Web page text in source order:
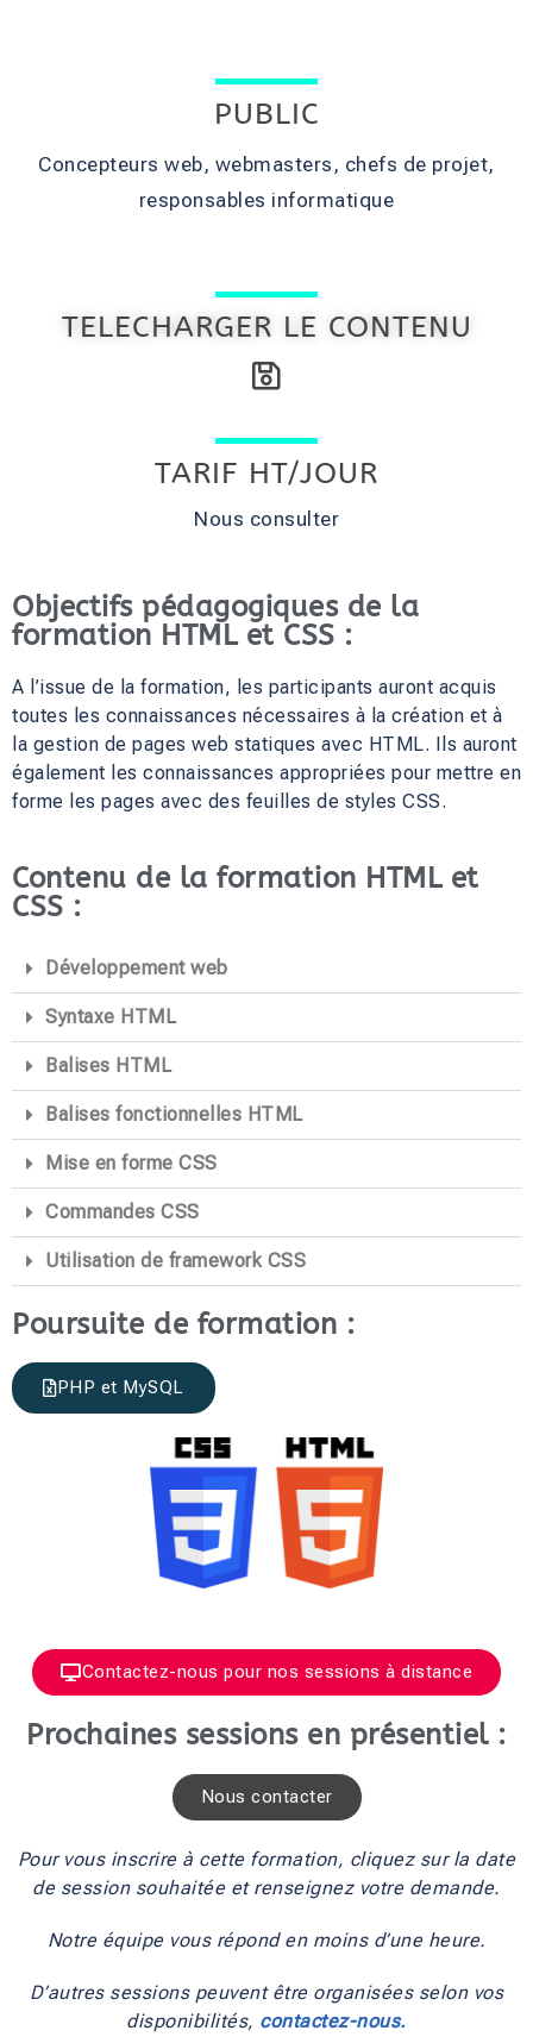
PUBLIC
Concepteurs web, webmasters, chefs de projet,
responsables informatique
TELECHARGER LE CONTENU
TARIF HT/JOUR
Nous consulter
Objectifs pédagogiques de la
formation HTML et CSS :
A l’issue de la formation, les participants auront acquis
toutes les connaissances nécessaires à la création et à
la gestion de pages web statiques avec HTML. Ils auront
également les connaissances appropriées pour mettre en
forme les pages avec des feuilles de styles CSS.
Contenu de la formation HTML et
CSS :
Développement web
Syntaxe HTML
Balises HTML
Balises fonctionnelles HTML
Mise en forme CSS
Commandes CSS
Utilisation de framework CSS
Poursuite de formation :
PHP et MySQL
Contactez-nous pour nos sessions à distance
Prochaines sessions en présentiel :
Nous contacter
Pour vous inscrire à cette formation, cliquez sur la date
de session souhaitée et renseignez votre demande.
Notre équipe vous répond en moins d’une heure.
D’autres sessions peuvent être organisées selon vos
disponibilités, contactez-nous.